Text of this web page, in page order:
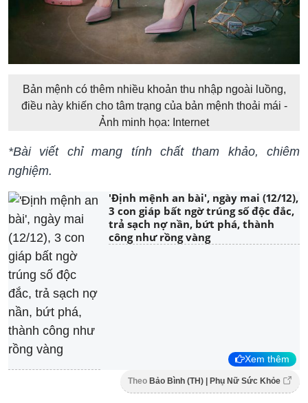
Bản mệnh có thêm nhiều khoản thu nhập ngoài luồng,
điều này khiến cho tâm trạng của bản mệnh thoải mái -
Ảnh minh họa: Internet
*Bài viết chỉ mang tính chất tham khảo, chiêm
nghiệm.
'Định mệnh an bài', ngày mai (12/12),
3 con giáp bất ngờ trúng số độc đắc,
trả sạch nợ nần, bứt phá, thành
công như rồng vàng
Xem thêm
Theo Bảo Bình (TH) | Phụ Nữ Sức Khỏe